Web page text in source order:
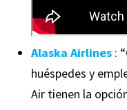
Alaska Airlines:
huéspedes y
Air tienen la